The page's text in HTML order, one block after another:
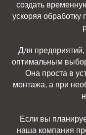
создать
ускоряя
Для предприятий,
оптимальным
Она проста в
монтажа, а при
Если вы
наша компания